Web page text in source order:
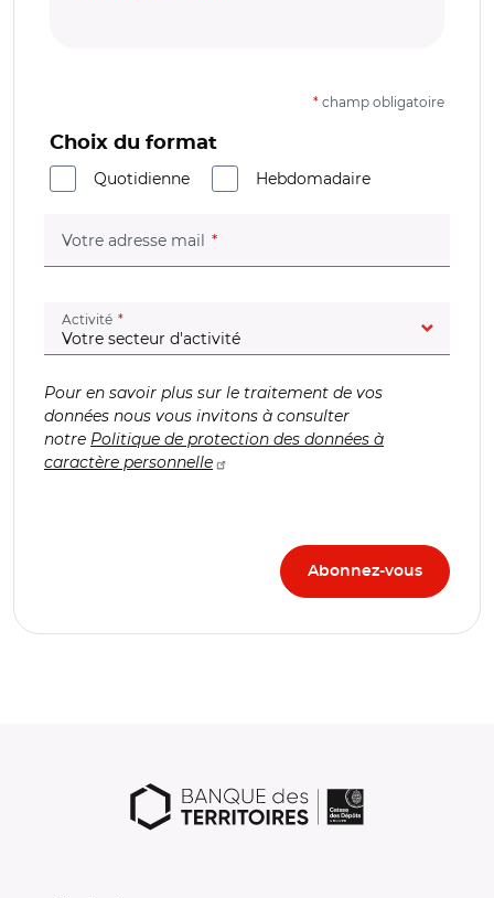
* champ obligatoire
Choix du format
Quotidienne
Hebdomadaire
Votre adresse mail (champ obligatoire)
Activité (champ obligatoire)
Pour en savoir plus sur le traitement de vos
données nous vous invitons à consulter
notre Politique de protection des données à
caractère personnelle